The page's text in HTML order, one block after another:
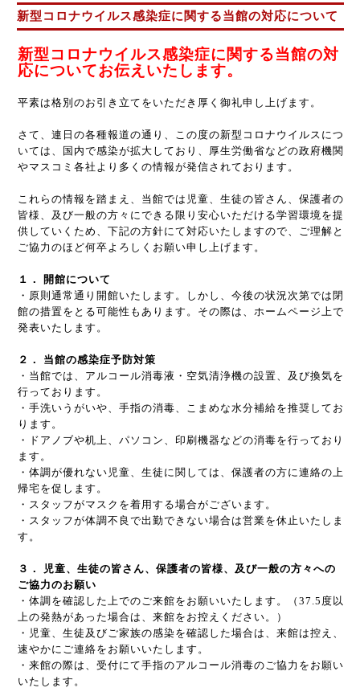
新型コロナウイルス感染症に関する当館の対応について
新型コロナウイルス感染症に関する当館の対
応についてお伝えいたします。
平素は格別のお引き立てをいただき厚く御礼申し上げます。
さて、連日の各種報道の通り、この度の新型コロナウイルスにつ
いては、国内で感染が拡大しており、厚生労働省などの政府機関
やマスコミ各社より多くの情報が発信されております。
これらの情報を踏まえ、当館では児童、生徒の皆さん、保護者の
皆様、及び一般の方々にできる限り安心いただける学習環境を提
供していくため、下記の方針にて対応いたしますので、ご理解と
ご協力のほど何卒よろしくお願い申し上げます。
１．
開館について
・原則通常通り開館いたします。しかし、今後の状況次第では閉
館の措置をとる可能性もあります。その際は、ホームページ上で
発表いたします。
２． 当館の感染症予防対策
・当館では、アルコール消毒液・空気清浄機の設置、及び換気を
行っております。
・手洗いうがいや、手指の消毒、こまめな水分補給を推奨してお
ります。
・ドアノブや机上、パソコン、印刷機器などの消毒を行っており
ます。
・体調が優れない児童、生徒に関しては、保護者の方に連絡の上
帰宅を促します。
・スタッフがマスクを着用する場合がございます。
・スタッフが体調不良で出勤できない場合は営業を休止いたしま
す。
３．
児童、生徒の皆さん、保護者の皆様、及び一般の方々への
ご協力のお願い
・体調を確認した上でのご来館をお願いいたします。（ 37.5 度以
上の発熱があった場合は、来館をお控えください。）
・児童、生徒及びご家族の感染を確認した場合は、来館は控え、
速やかにご連絡をお願いいたします。
・来館の際は、受付にて手指のアルコール消毒のご協力をお願い
いたします。